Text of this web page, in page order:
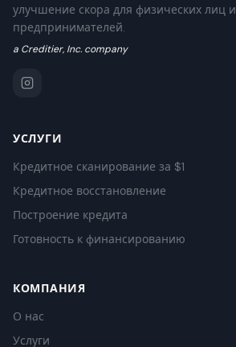
улучшение скора для физических лиц и
предпринимателей.
a Creditier, Inc. company
УСЛУГИ
Кредитное сканирование за $1
Кредитное восстановление
Построение кредита
Готовность к финансированию
КОМПАНИЯ
О нас
Услуги